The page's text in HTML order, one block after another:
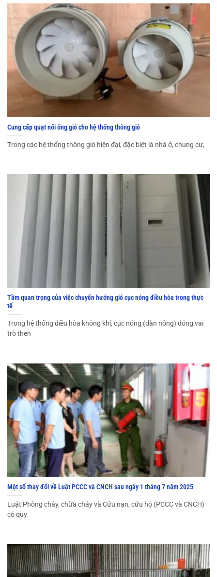
Cung cấp quạt nối ống gió cho hệ thống thông gió
Trong các hệ thống thông gió hiện đại, đặc biệt là nhà ở, chung cư,
Tầm quan trọng của việc chuyển hướng gió cục nóng điều hòa trong thực
tế
Trong hệ thống điều hòa không khí, cục nóng (dàn nóng) đóng vai
trò then
Một số thay đổi về Luật PCCC và CNCH sau ngày 1 tháng 7 năm 2025
Luật Phòng cháy, chữa cháy và Cứu nạn, cứu hộ (PCCC và CNCH)
có quy